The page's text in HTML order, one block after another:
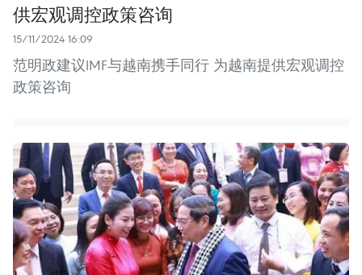
供宏观调控政策咨询
15/11/2024 16:09
范明政建议IMF与越南携手同行 为越南提供宏观调控
政策咨询